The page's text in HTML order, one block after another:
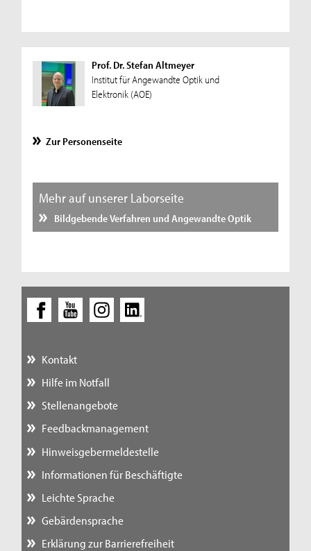
Prof. Dr. Stefan Altmeyer
Institut für Angewandte Optik und
Elektronik (AOE)
Zur Personenseite
Mehr auf unserer Laborseite
Bildgebende Verfahren und Angewandte Optik
Kontakt
Hilfe im Notfall
Stellenangebote
Feedbackmanagement
Hinweisgebermeldestelle
Informationen für Beschäftigte
Leichte Sprache
Gebärdensprache
Erklärung zur Barrierefreiheit